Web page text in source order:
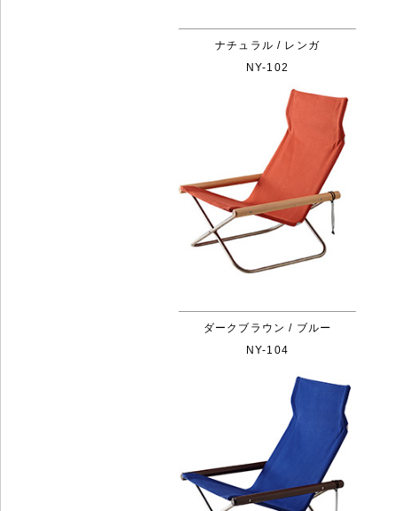
ナチュラル / レンガ
NY-102
ダークブラウン / ブルー
NY-104